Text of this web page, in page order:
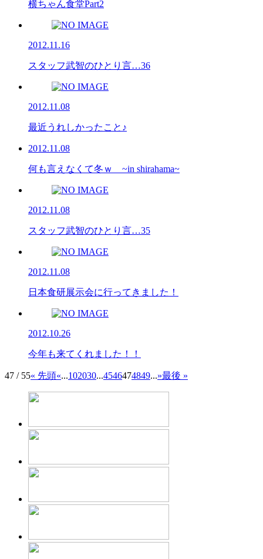
横ちゃん食堂Part2
2012.11.16
スタッフ武智のひとり言…36
2012.11.08
最近うれしかったこと♪
2012.11.08
何も言えなくて冬ｗ ~in shirahama~
2012.11.08
スタッフ武智のひとり言…35
2012.11.08
日本食研展示会に行ってきました！
2012.10.26
今年も来てくれました！！
47 / 55« 先頭«...102030...4546474849...»最後 »